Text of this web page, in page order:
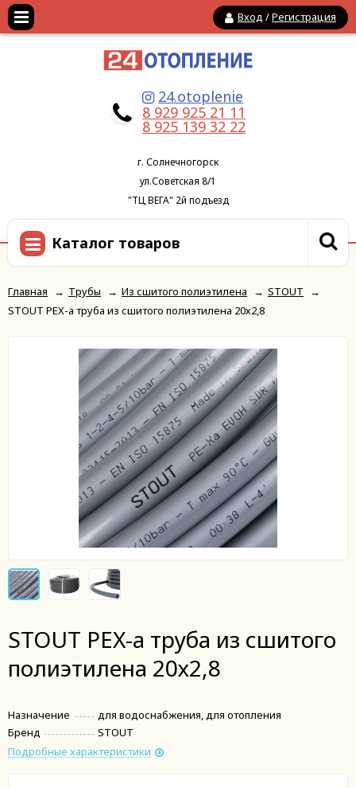
Вход /Регистрация
24.otoplenie
8 929 925 21 11
8 925 139 32 22
г. Солнечногорск
ул.Советская 8/1
"ТЦ ВЕГА" 2й подъезд
Каталог товаров
Главная → Трубы → Из сшитого полиэтилена → STOUT
→
STOUT PEX-a труба из сшитого полиэтилена 20х2,8
STOUT PEX-a труба из сшитого
полиэтилена 20х2,8
Назначение
для водоснабжения, для отопления
Бренд
STOUT
Подробные характеристики